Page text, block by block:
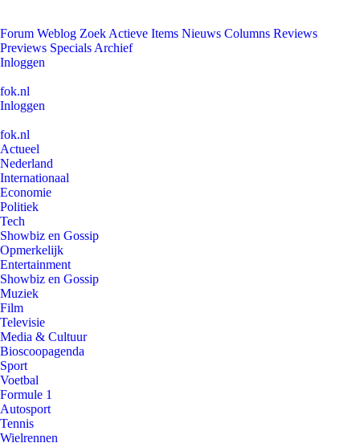
Forum Weblog Zoek Actieve Items Nieuws Columns Reviews
Previews Specials Archief
Inloggen
fok.nl
Inloggen
fok.nl
Actueel
Nederland
Internationaal
Economie
Politiek
Tech
Showbiz en Gossip
Opmerkelijk
Entertainment
Showbiz en Gossip
Muziek
Film
Televisie
Media & Cultuur
Bioscoopagenda
Sport
Voetbal
Formule 1
Autosport
Tennis
Wielrennen